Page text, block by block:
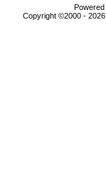
Copyright ©2000 -